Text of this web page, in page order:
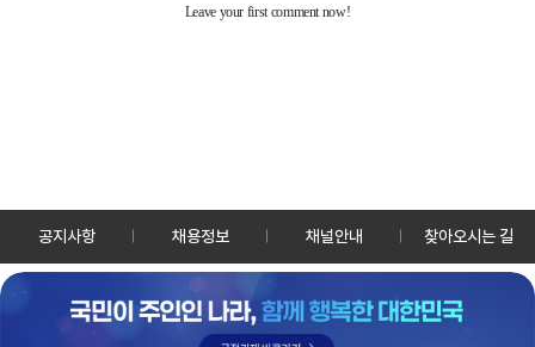
공지사항 채용정보 채널안내 찾아오시는 길
30128 세종특별자치시 정부2청사로 13 한국정책방송원 KTV
TEL: 044-204-8000
Copyrightⓒ KTV 국민방송 All Rights Reserved.